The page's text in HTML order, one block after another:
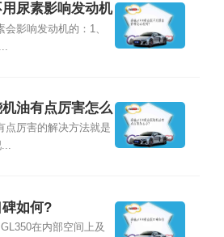
尿素影响发动机
影响发动机的：1、
油有点厉害怎么
点厉害的解决方法就是
...
如何?
在内部空间上及